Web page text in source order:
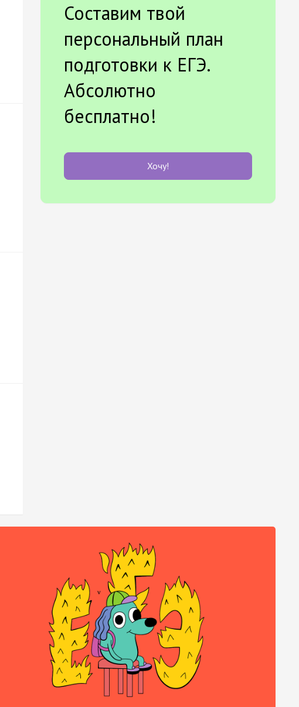
Составим твой
персональный план
подготовки к ЕГЭ.
Абсолютно
бесплатно!
Хочу!